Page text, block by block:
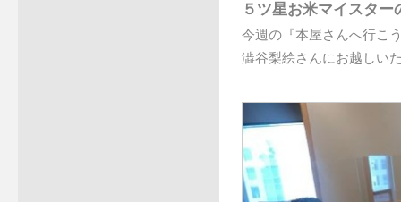
５ツ星お米マイスタ
今週の『本屋さんへ行こ
澁谷梨絵さんにお越しい